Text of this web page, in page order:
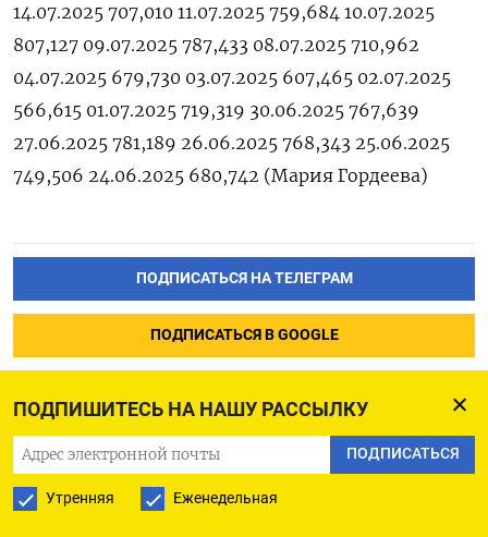
ПОДПИШИТЕСЬ НА НАШУ РАССЫЛКУ
ПОДПИСАТЬСЯ
Утренняя Еженедельная
14.07.2025 707,010 11.07.2025 759,684 10.07.2025
807,127 09.07.2025 787,433 08.07.2025 710,962
04.07.2025 679,730 03.07.2025 607,465 02.07.2025
566,615 01.07.2025 719,319 30.06.2025 767,639
27.06.2025 781,189 26.06.2025 768,343 25.06.2025
749,506 24.06.2025 680,742 (Мария Гордеева)
ПОДПИСАТЬСЯ НА ТЕЛЕГРАМ
ПОДПИСАТЬСЯ В GOOGLE
Лавров исключил мир в